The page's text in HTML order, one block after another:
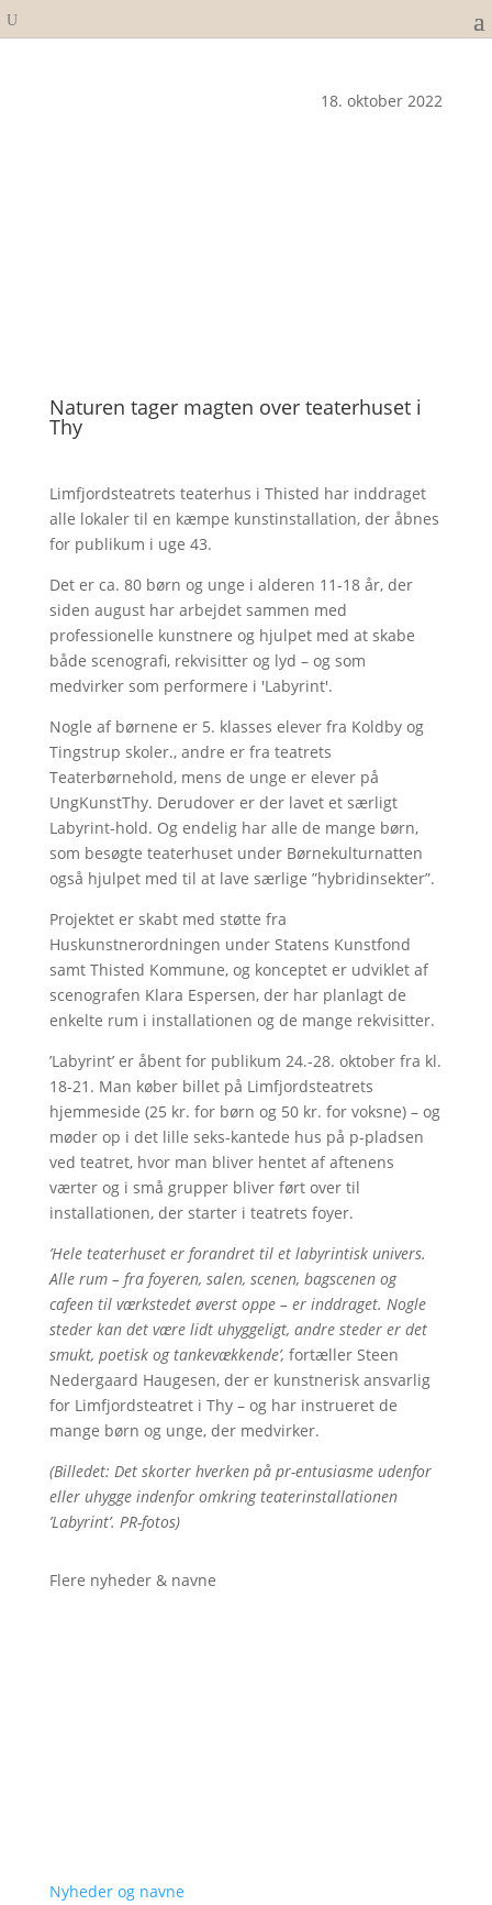
18. oktober 2022
Naturen tager magten over teaterhuset i
Thy
Limfjordsteatrets teaterhus i Thisted har inddraget
alle lokaler til en kæmpe kunstinstallation, der åbnes
for publikum i uge 43.
Det er ca. 80 børn og unge i alderen 11-18 år, der
siden august har arbejdet sammen med
professionelle kunstnere og hjulpet med at skabe
både scenografi, rekvisitter og lyd – og som
medvirker som performere i 'Labyrint'.
Nogle af børnene er 5. klasses elever fra Koldby og
Tingstrup skoler., andre er fra teatrets
Teaterbørnehold, mens de unge er elever på
UngKunstThy. Derudover er der lavet et særligt
Labyrint-hold. Og endelig har alle de mange børn,
som besøgte teaterhuset under Børnekulturnatten
også hjulpet med til at lave særlige ”hybridinsekter”.
Projektet er skabt med støtte fra
Huskunstnerordningen under Statens Kunstfond
samt Thisted Kommune, og konceptet er udviklet af
scenografen Klara Espersen, der har planlagt de
enkelte rum i installationen og de mange rekvisitter.
’Labyrint’ er åbent for publikum 24.-28. oktober fra kl.
18-21. Man køber billet på Limfjordsteatrets
hjemmeside (25 kr. for børn og 50 kr. for voksne) – og
møder op i det lille seks-kantede hus på p-pladsen
ved teatret, hvor man bliver hentet af aftenens
værter og i små grupper bliver ført over til
installationen, der starter i teatrets foyer.
’Hele teaterhuset er forandret til et labyrintisk univers.
Alle rum – fra foyeren, salen, scenen, bagscenen og
cafeen til værkstedet øverst oppe – er inddraget. Nogle
steder kan det være lidt uhyggeligt, andre steder er det
smukt, poetisk og tankevækkende’, fortæller Steen
Nedergaard Haugesen, der er kunstnerisk ansvarlig
for Limfjordsteatret i Thy – og har instrueret de
mange børn og unge, der medvirker.
(Billedet: Det skorter hverken på pr-entusiasme udenfor
eller uhygge indenfor omkring teaterinstallationen
’Labyrint’. PR-fotos)
Flere nyheder & navne
Nyheder og navne